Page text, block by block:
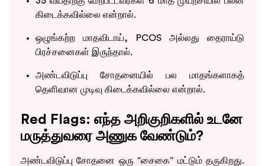
கிடைக்கவில்லை என்றால்.
ஒழுங்கற்ற மாதவிடாய், PCOS அல்லது தைராய்டு
பிரச்சனைகள் இருந்தால்.
அண்டவிடுப்பு சோதனையில் பல மாதங்களாகத்
தெளிவான முடிவு கிடைக்கவில்லை என்றால்.
Red Flags: எந்த அறிகுறிகளில் உடனே
மருத்துவரை அணுக வேண்டும்?
அண்டவிடுப்பு சோதனை ஒரு “சைகை” மட்டும் தருகிறது.